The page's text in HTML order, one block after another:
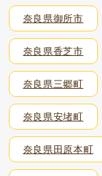
奈良県御所市
奈良県香芝市
奈良県三郷町
奈良県安堵町
奈良県田原本町